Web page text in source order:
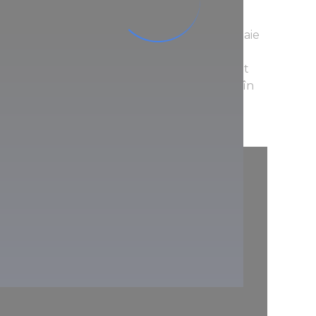
și boli ginecologice și inflamatorii.
diferite, și numeroase tratamente. Baie
cu vibrații, fizioterapie subacvatică, înot
sunt, de asemenea, disponibile în